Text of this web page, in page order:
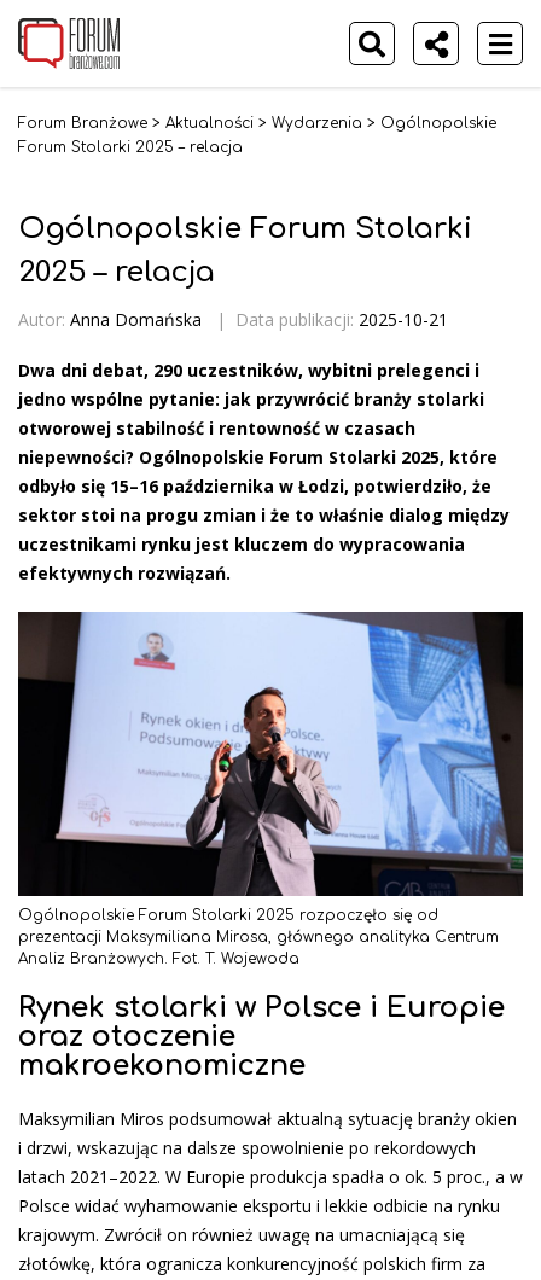
Forum Branżowe > Aktualności > Wydarzenia > Ogólnopolskie
Forum Stolarki 2025 – relacja
Ogólnopolskie Forum Stolarki
2025 – relacja
Autor: Anna Domańska | Data publikacji: 2025-10-21
Dwa dni debat, 290 uczestników, wybitni prelegenci i
jedno wspólne pytanie: jak przywrócić branży stolarki
otworowej stabilność i rentowność w czasach
niepewności? Ogólnopolskie Forum Stolarki 2025, które
odbyło się 15–16 października w Łodzi, potwierdziło, że
sektor stoi na progu zmian i że to właśnie dialog między
uczestnikami rynku jest kluczem do wypracowania
efektywnych rozwiązań.
Ogólnopolskie Forum Stolarki 2025 rozpoczęło się od
prezentacji Maksymiliana Mirosa, głównego analityka Centrum
Analiz Branżowych. Fot. T. Wojewoda
Rynek stolarki w Polsce i Europie
oraz otoczenie
makroekonomiczne
Maksymilian Miros podsumował aktualną sytuację branży okien
i drzwi, wskazując na dalsze spowolnienie po rekordowych
latach 2021–2022. W Europie produkcja spadła o ok. 5 proc., a w
Polsce widać wyhamowanie eksportu i lekkie odbicie na rynku
krajowym. Zwrócił on również uwagę na umacniającą się
złotówkę, która ogranicza konkurencyjność polskich firm za